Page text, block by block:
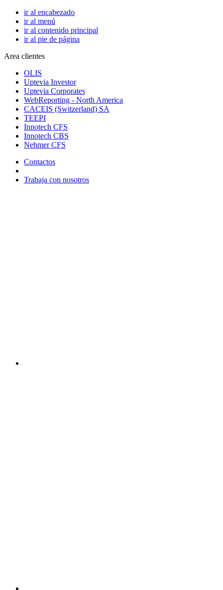
ir al encabezado
ir al menú
ir al contenido principal
ir al pie de página
Area clientes
OLIS
Uptevia Investor
Uptevia Corporates
WebReporting - North America
CACEIS (Switzerland) SA
TEEPI
Innotech CFS
Innotech CBS
Nehmer CFS
Contactos
Trabaja con nosotros